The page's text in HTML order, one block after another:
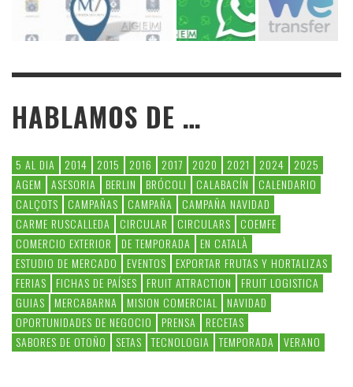
HABLAMOS DE …
5 AL DIA 2014 2015 2016 2017 2020 2021 2024
2025
AGEM
ASESORIA BERLIN BRÓCOLI CALABACÍN
CALENDARIO
CALÇOTS
CAMPAÑAS CAMPAÑA
CAMPAÑA NAVIDAD
CARME RUSCALLEDA
CIRCULAR CIRCULARS
COEMFE
COMERCIO EXTERIOR
DE TEMPORADA
EN CATALÀ
ESTUDIO DE MERCADO
EVENTOS
EXPORTAR FRUTAS Y HORTALIZAS
FERIAS
FICHAS DE PAÍSES FRUIT ATTRACTION
FRUIT LOGISTICA
GUIAS
MERCABARNA MISION COMERCIAL
NAVIDAD
OPORTUNIDADES DE NEGOCIO
PRENSA
RECETAS
SABORES DE OTOÑO
SETAS TECNOLOGIA TEMPORADA VERANO